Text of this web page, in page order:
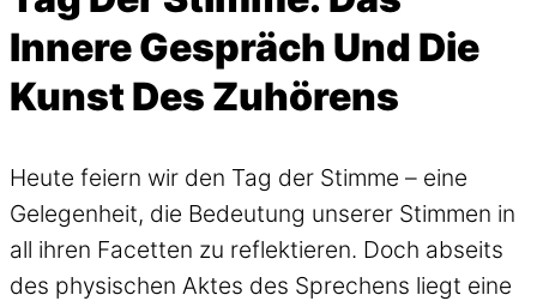
Innere Gespräch Und Die
Kunst Des Zuhörens
Heute feiern wir den Tag der Stimme – eine
Gelegenheit, die Bedeutung unserer Stimmen in
all ihren Facetten zu reflektieren. Doch abseits
des physischen Aktes des Sprechens liegt eine